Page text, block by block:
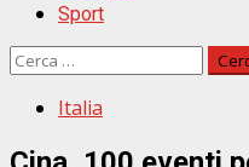
Sport
Ricerca
Italia